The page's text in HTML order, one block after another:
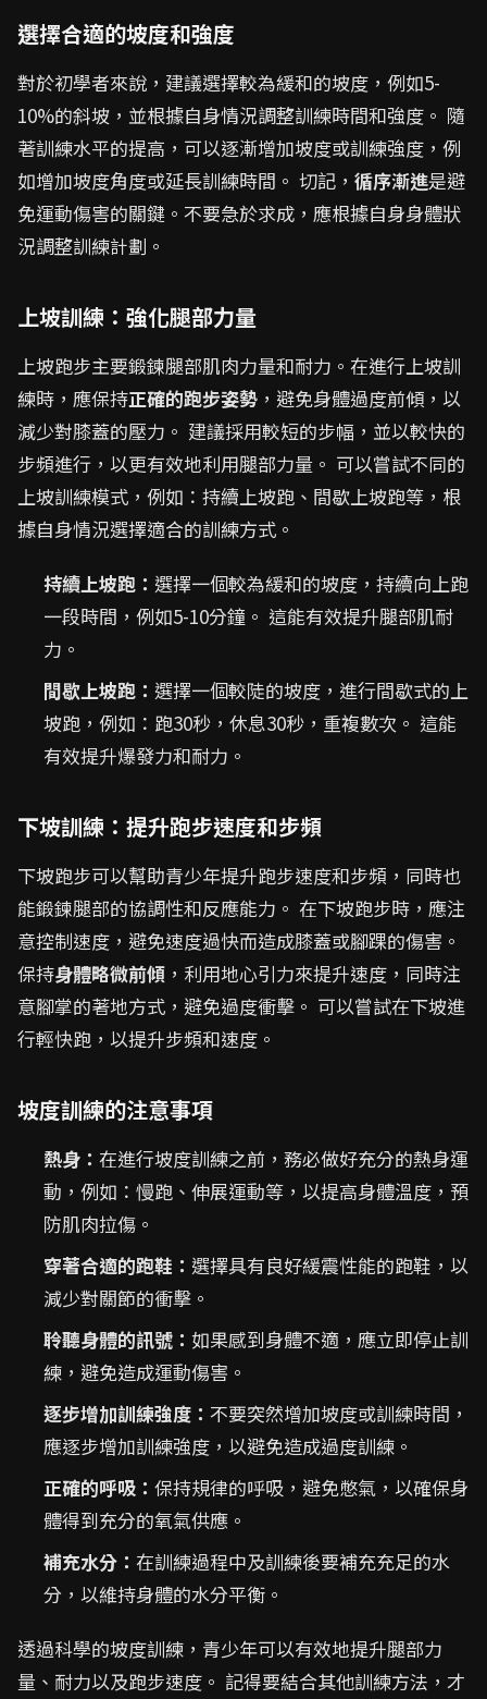
選擇合適的坡度和強度
對於初學者來說，建議選擇較為緩和的坡度，例如5-
10%的斜坡，並根據自身情況調整訓練時間和強度。 隨
著訓練水平的提高，可以逐漸增加坡度或訓練強度，例
如增加坡度角度或延長訓練時間。 切記， 循序漸進是避
免運動傷害的關鍵。不要急於求成，應根據自身身體狀
況調整訓練計劃。
上坡訓練：強化腿部力量
上坡跑步主要鍛鍊腿部肌肉力量和耐力。在進行上坡訓
練時，應保持正確的跑步姿勢 ，避免身體過度前傾，以
減少對膝蓋的壓力。 建議採用較短的步幅，並以較快的
步頻進行，以更有效地利用腿部力量。 可以嘗試不同的
上坡訓練模式，例如：持續上坡跑、間歇上坡跑等，根
據自身情況選擇適合的訓練方式。
持續上坡跑： 選擇一個較為緩和的坡度，持續向上跑
一段時間，例如5-10分鐘。 這能有效提升腿部肌耐
力。
間歇上坡跑： 選擇一個較陡的坡度，進行間歇式的上
坡跑，例如：跑30秒，休息30秒，重複數次。 這能
有效提升爆發力和耐力。
下坡訓練：提升跑步速度和步頻
下坡跑步可以幫助青少年提升跑步速度和步頻，同時也
能鍛鍊腿部的協調性和反應能力。 在下坡跑步時，應注
意控制速度，避免速度過快而造成膝蓋或腳踝的傷害。
保持身體略微前傾 ，利用地心引力來提升速度，同時注
意腳掌的著地方式，避免過度衝擊。 可以嘗試在下坡進
行輕快跑，以提升步頻和速度。
坡度訓練的注意事項
熱身： 在進行坡度訓練之前，務必做好充分的熱身運
動，例如：慢跑、伸展運動等，以提高身體溫度，預
防肌肉拉傷。
穿著合適的跑鞋： 選擇具有良好緩震性能的跑鞋，以
減少對關節的衝擊。
聆聽身體的訊號： 如果感到身體不適，應立即停止訓
練，避免造成運動傷害。
逐步增加訓練強度： 不要突然增加坡度或訓練時間，
應逐步增加訓練強度，以避免造成過度訓練。
正確的呼吸： 保持規律的呼吸，避免憋氣，以確保身
體得到充分的氧氣供應。
補充水分： 在訓練過程中及訓練後要補充充足的水
分，以維持身體的水分平衡。
透過科學的坡度訓練，青少年可以有效地提升腿部力
量、耐力以及跑步速度。 記得要結合其他訓練方法，才